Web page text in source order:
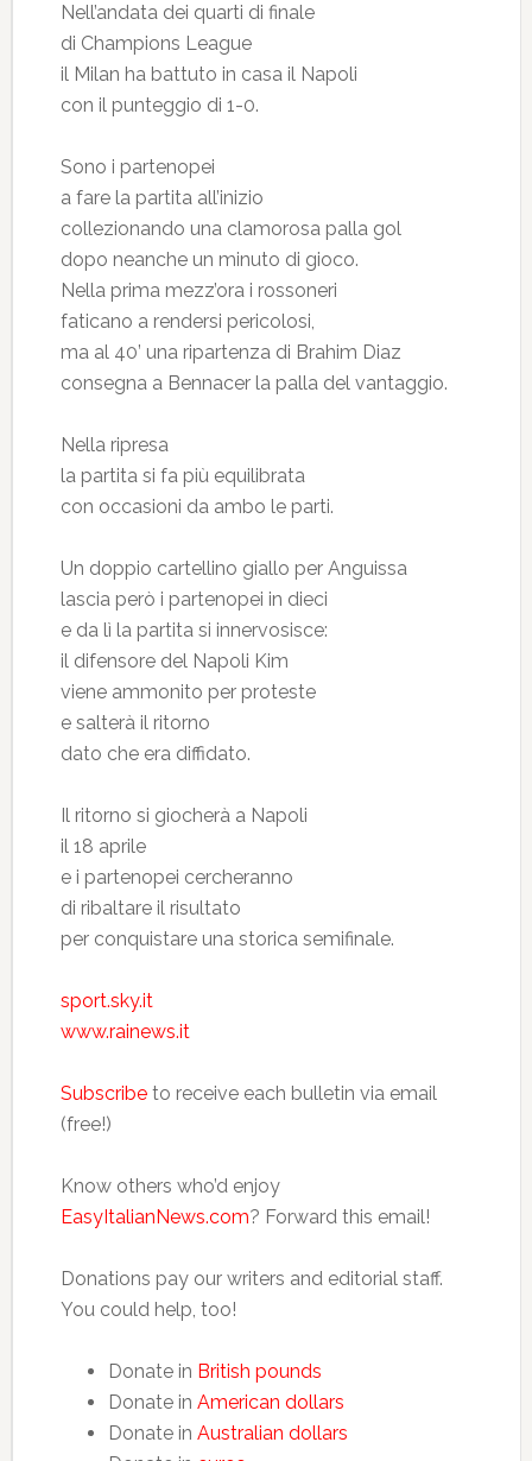
Nell’andata dei quarti di finale
di Champions League
il Milan ha battuto in casa il Napoli
con il punteggio di 1-0.
Sono i partenopei
a fare la partita all’inizio
collezionando una clamorosa palla gol
dopo neanche un minuto di gioco.
Nella prima mezz’ora i rossoneri
faticano a rendersi pericolosi,
ma al 40’ una ripartenza di Brahim Diaz
consegna a Bennacer la palla del vantaggio.
Nella ripresa
la partita si fa più equilibrata
con occasioni da ambo le parti.
Un doppio cartellino giallo per Anguissa
lascia però i partenopei in dieci
e da lì la partita si innervosisce:
il difensore del Napoli Kim
viene ammonito per proteste
e salterà il ritorno
dato che era diffidato.
Il ritorno si giocherà a Napoli
il 18 aprile
e i partenopei cercheranno
di ribaltare il risultato
per conquistare una storica semifinale.
sport.sky.it
www.rainews.it
Subscribeto receive each bulletin via email
(free!)
Know others who’d enjoy
EasyItalianNews.com? Forward this email!
Donations pay our writers and editorial staff.
You could help, too!
Donate in British pounds
Donate in American dollars
Donate in Australian dollars